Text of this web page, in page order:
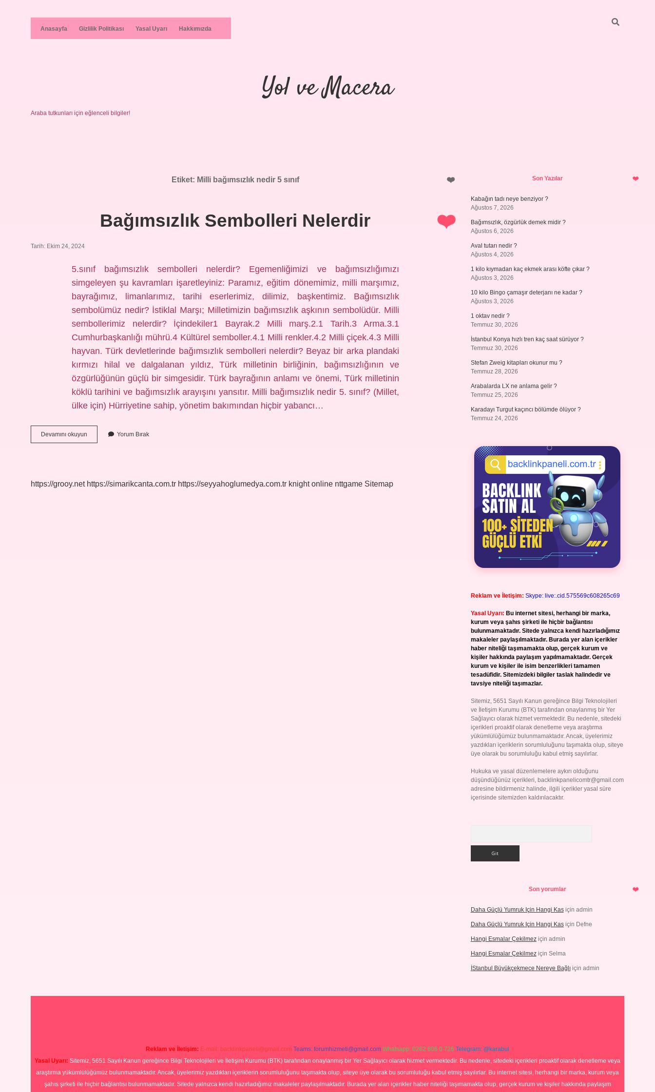
Anasayfa Gizlilik Politikası Yasal Uyarı Hakkımızda
Yol ve Macera
Araba tutkunları için eğlenceli bilgiler!
Etiket: Milli bağımsızlık nedir 5 sınıf
Bağımsızlık Sembolleri Nelerdir
Tarih: Ekim 24, 2024
5.sınıf bağımsızlık sembolleri nelerdir? Egemenliğimizi ve bağımsızlığımızı
simgeleyen şu kavramları işaretleyiniz: Paramız, eğitim dönemimiz, milli marşımız,
bayrağımız, limanlarımız, tarihi eserlerimiz, dilimiz, başkentimiz. Bağımsızlık
sembolümüz nedir? İstiklal Marşı; Milletimizin bağımsızlık aşkının sembolüdür. Milli
sembollerimiz nelerdir? İçindekiler1 Bayrak.2 Milli marş.2.1 Tarih.3 Arma.3.1
Cumhurbaşkanlığı mührü.4 Kültürel semboller.4.1 Milli renkler.4.2 Milli çiçek.4.3 Milli
hayvan. Türk devletlerinde bağımsızlık sembolleri nelerdir? Beyaz bir arka plandaki
kırmızı hilal ve dalgalanan yıldız, Türk milletinin birliğinin, bağımsızlığının ve
özgürlüğünün güçlü bir simgesidir. Türk bayrağının anlamı ve önemi, Türk milletinin
köklü tarihini ve bağımsızlık arayışını yansıtır. Milli bağımsızlık nedir 5. sınıf? (Millet,
ülke için) Hürriyetine sahip, yönetim bakımından hiçbir yabancı…
Devamını okuyun Bağımsızlık
Sembolleri
Yorum Bırak
https://grooy.net https://simarikcanta.com.tr https://seyyahoglumedya.com.tr knight online nttgame Sitemap
SidebarSon Yazılar
Kabağın tadı neye benziyor ?
Ağustos 7, 2026
Bağımsızlık, özgürlük demek midir ?
Ağustos 6, 2026
Aval tutarı nedir ?
Ağustos 4, 2026
1 kilo kıymadan kaç ekmek arası köfte çıkar ?
Ağustos 3, 2026
10 kilo Bingo çamaşır deterjanı ne kadar ?
Ağustos 3, 2026
1 oktav nedir ?
Temmuz 30, 2026
İstanbul Konya hızlı tren kaç saat sürüyor ?
Temmuz 30, 2026
Stefan Zweig kitapları okunur mu ?
Temmuz 28, 2026
Arabalarda LX ne anlama gelir ?
Temmuz 25, 2026
Karadayı Turgut kaçıncı bölümde ölüyor ?
Temmuz 24, 2026
Reklam ve İletişim: Skype: live:.cid.575569c608265c69
Yasal Uyarı: Bu internet sitesi, herhangi bir marka,
kurum veya şahıs şirketi ile hiçbir bağlantısı
bulunmamaktadır. Sitede yalnızca kendi hazırladığımız
makaleler paylaşılmaktadır. Burada yer alan içerikler
haber niteliği taşımamakta olup, gerçek kurum ve
kişiler hakkında paylaşım yapılmamaktadır. Gerçek
kurum ve kişiler ile isim benzerlikleri tamamen
tesadüfidir. Sitemizdeki bilgiler taslak halindedir ve
tavsiye niteliği taşımazlar.
Sitemiz, 5651 Sayılı Kanun gereğince Bilgi Teknolojileri
ve İletişim Kurumu (BTK) tarafından onaylanmış bir Yer
Sağlayıcı olarak hizmet vermektedir. Bu nedenle, sitedeki
içerikleri proaktif olarak denetleme veya araştırma
yükümlülüğümüz bulunmamaktadır. Ancak, üyelerimiz
yazdıkları içeriklerin sorumluluğunu taşımakta olup, siteye
üye olarak bu sorumluluğu kabul etmiş sayılırlar.
Hukuka ve yasal düzenlemelere aykırı olduğunu
düşündüğünüz içerikleri, backlinkpanelicomtr@gmail.com
adresine bildirmeniz halinde, ilgili içerikler yasal süre
içerisinde sitemizden kaldırılacaktır.
Son yorumlar
Daha Güçlü Yumruk Için Hangi Kasiçin admin
Daha Güçlü Yumruk Için Hangi Kasiçin Defne
Hangi Esmalar Çekilmeziçin admin
Hangi Esmalar Çekilmeziçin Selma
İStanbul Büyükçekmece Nereye Bağlıiçin admin
Reklam ve İletişim: E-mail: backlinkpaneli@gmail.com Teams: forumhizmeti@gmail.com Whatsapp: 0262 606 0 726 Telegram: @karabul
Yasal Uyarı: Sitemiz, 5651 Sayılı Kanun gereğince Bilgi Teknolojileri ve İletişim Kurumu (BTK) tarafından onaylanmış bir Yer Sağlayıcı olarak hizmet vermektedir. Bu nedenle, sitedeki içerikleri proaktif olarak denetleme veya
araştırma yükümlülüğümüz bulunmamaktadır. Ancak, üyelerimiz yazdıkları içeriklerin sorumluluğunu taşımakta olup, siteye üye olarak bu sorumluluğu kabul etmiş sayılırlar. Bu internet sitesi, herhangi bir marka, kurum veya
şahıs şirketi ile hiçbir bağlantısı bulunmamaktadır. Sitede yalnızca kendi hazırladığımız makaleler paylaşılmaktadır. Burada yer alan içerikler haber niteliği taşımamakta olup, gerçek kurum ve kişiler hakkında paylaşım